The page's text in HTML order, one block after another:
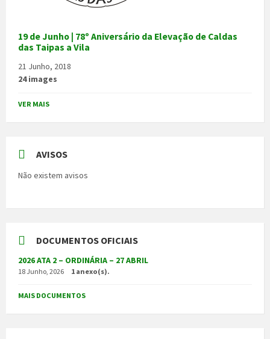
19 de Junho | 78º Aniversário da Elevação de Caldas
das Taipas a Vila
21 Junho, 2018
24 images
VER MAIS
AVISOS
Não existem avisos
DOCUMENTOS OFICIAIS
2026 ATA 2 – ORDINÁRIA – 27 ABRIL
18 Junho, 2026 1 anexo(s).
MAIS DOCUMENTOS